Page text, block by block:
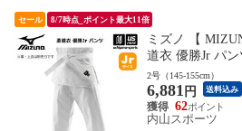
セール 8/7時点_ポイント最大11倍
ミズノ 【
道衣 優勝Jr パ
JBAA3501 柔道
キッズ ジュニア
配達対象】[自社]
2号（145-155cm）
6,881 円 送料込み
62
内山スポーツ